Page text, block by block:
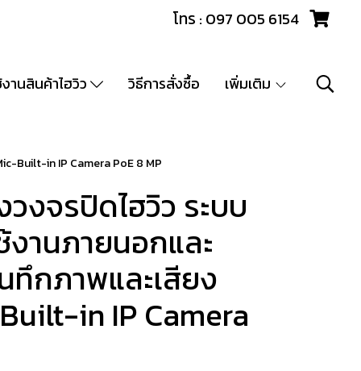
โทร : 097 005 6154
านสินค้าไฮวิว วิธีการสั่งซื้อ เพิ่มเติม
Built-in IP Camera PoE 8 MP
งจรปิดไฮวิว ระบบ
านภายนอกและ
ทึกภาพและเสียง
in IP Camera